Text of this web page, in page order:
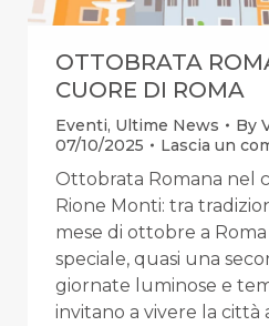
OTTOBRATA
CUORE DI ROMA
Eventi, Ultime News By
07/10/2025
Lascia un
Ottobrata Romana nel
Rione Monti: tra
mese di ottobre a
speciale, quasi una
giornate luminose e
invitano a vivere la città